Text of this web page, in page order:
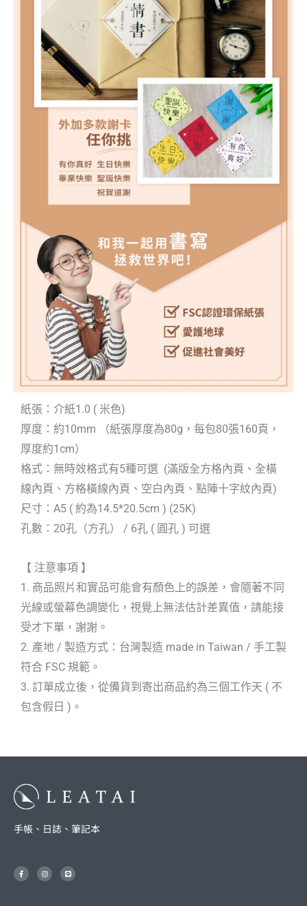
紙張：介紙1.0 ( 米色)
厚度：約10mm （紙張厚度為80g，每包80張160頁，
厚度約1cm）
格式：無時效格式有5種可選 (滿版全方格內頁、全橫
線內頁、方格橫線內頁、空白內頁、點陣十字紋內頁)
尺寸：A5 ( 約為14.5*20.5cm ) (25K)
孔數：20孔（方孔） / 6孔 ( 圓孔 ) 可選
【 注意事項 】
1. 商品照片和實品可能會有顏色上的誤差，會隨著不同
光線或螢幕色調變化，視覺上無法估計差異值，請能接
受才下單，謝謝。
2. 產地 / 製造方式：台灣製造 made in Taiwan / 手工製
符合 FSC 規範。
3. 訂單成立後，從備貨到寄出商品約為三個工作天 ( 不
包含假日 )。
手帳、日誌、筆記本
F
a
c
I
n
s
L
i
n